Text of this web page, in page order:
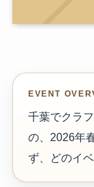
EVENT
千葉でクラ
の、2026年
ず、どのイ